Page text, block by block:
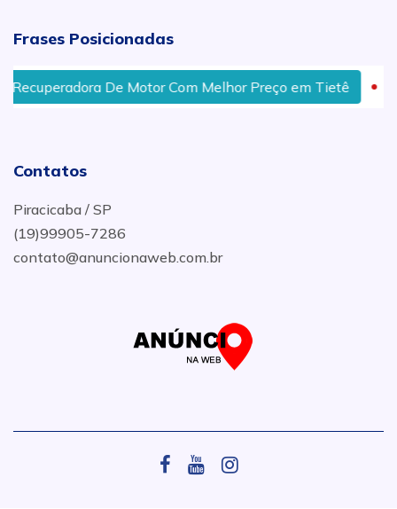
Frases Posicionadas
De Motor Com Melhor Preço em Tietê
Contatos
Piracicaba / SP
(19)99905-7286
contato@anuncionaweb.com.br